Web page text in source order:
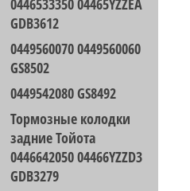
0446533350 04465YZZEA
GDB3612
0449560070 0449560060
GS8502
0449542080 GS8492
Тормозные колодки
задние Тойота
0446642050 04466YZZD3
GDB3279